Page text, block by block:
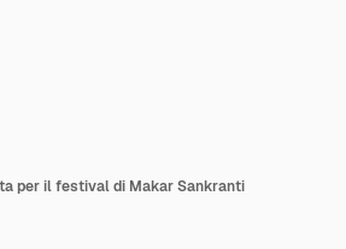
per il festival di Makar Sankranti